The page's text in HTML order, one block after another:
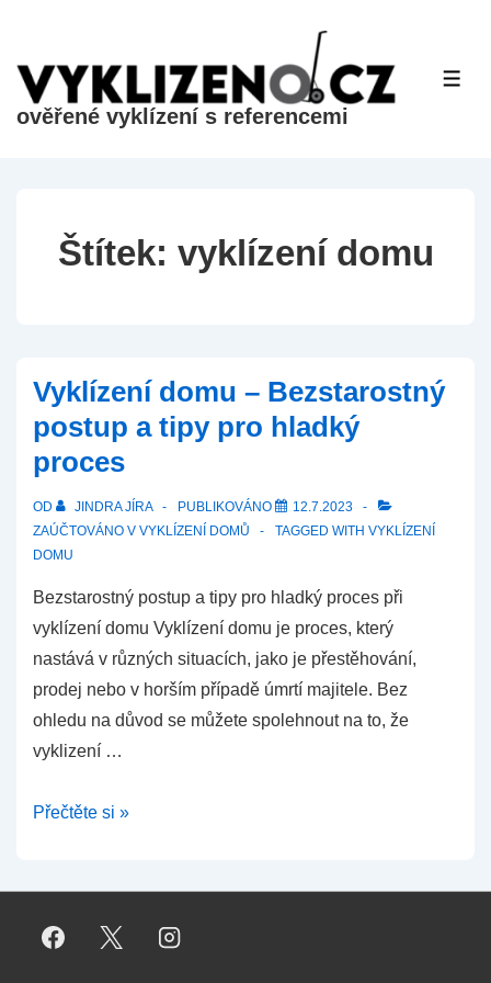
na
hlavní
ověřené vyklízení s referencemi
Štítek: vyklízení domu
Vyklízení domu – Bezstarostný
postup a tipy pro hladký
proces
OD JINDRA JÍRA PUBLIKOVÁNO
12.7.2023
ZAÚČTOVÁNO V VYKLÍZENÍ DOMŮ TAGGED WITH VYKLÍZENÍ
DOMU
Bezstarostný postup a tipy pro hladký proces při
vyklízení domu Vyklízení domu je proces, který
nastává v různých situacích, jako je přestěhování,
prodej nebo v horším případě úmrtí majitele. Bez
ohledu na důvod se můžete spolehnout na to, že
vyklizení …
Vyklízení
postup
Přečtěte si »